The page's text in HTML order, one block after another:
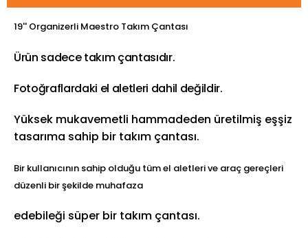
19'' Organizerli Maestro Takım Çantası
Ürün sadece takım çantasıdır.
Fotoğraflardaki el aletleri dahil değildir.
Yüksek mukavemetli hammadeden üretilmiş eşşiz
tasarıma sahip bir takım çantası.
Bir kullanıcının sahip olduğu tüm el aletleri ve araç gereçleri
düzenli bir şekilde muhafaza
edebileği süper bir takım çantası.